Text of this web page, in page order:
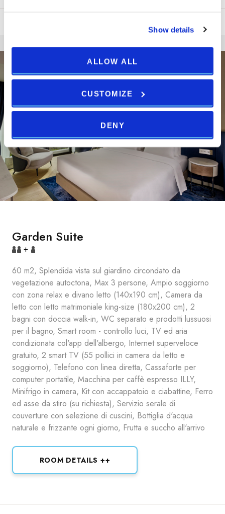
Show details
ALLOW ALL
CUSTOMIZE
DENY
Garden Suite
+
60 m2, Splendida vista sul giardino circondato da
vegetazione autoctona, Max 3 persone, Ampio soggiorno
con zona relax e divano letto (140x190 cm), Camera da
letto con letto matrimoniale king-size (180x200 cm), 2
bagni con doccia walk-in, WC separato e prodotti lussuosi
per il bagno, Smart room - controllo luci, TV ed aria
condizionata col'app dell'albergo, Internet superveloce
gratuito, 2 smart TV (55 pollici in camera da letto e
soggiorno), Telefono con linea diretta, Cassaforte per
computer portatile, Macchina per caffè espresso ILLY,
Minifrigo in camera, Kit con accappatoio e ciabattine, Ferro
ed asse da stiro (su richiesta), Servizio serale di
couverture con selezione di cuscini, Bottiglia d'acqua
naturale e frizzante ogni giorno, Frutta e succho all'arrivo
ROOM DETAILS ++